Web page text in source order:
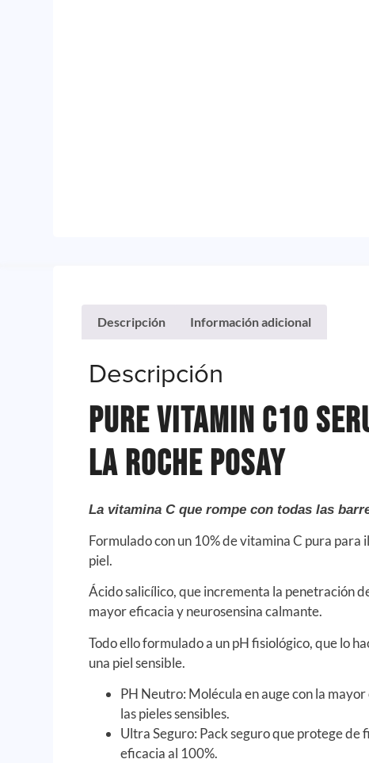
Descripción Información adicional
Descripción
Pure Vitamin C10
La Roche Posay
La vitamina C que rompe con todas las
Formulado con un 10% de vitamina C pura
piel.
Ácido salicílico, que incrementa la penetración
mayor eficacia y neurosensina calmante.
Todo ello formulado a un pH fisiológico, que lo
una piel sensible.
PH Neutro: Molécula en auge con la
las pieles sensibles.
Ultra Seguro: Pack seguro que protege de
eficacia al 100%.